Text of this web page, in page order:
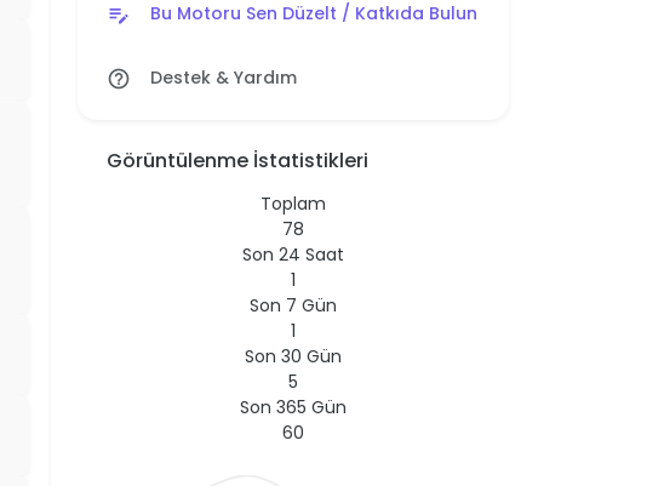
edit_note Bu Motoru Sen Düzelt / Katkıda Bulun
help_outline Destek & Yardım
Görüntülenme İstatistikleri
Toplam
78
Son 24 Saat
1
Son 7 Gün
1
Son 30 Gün
5
Son 365 Gün
60